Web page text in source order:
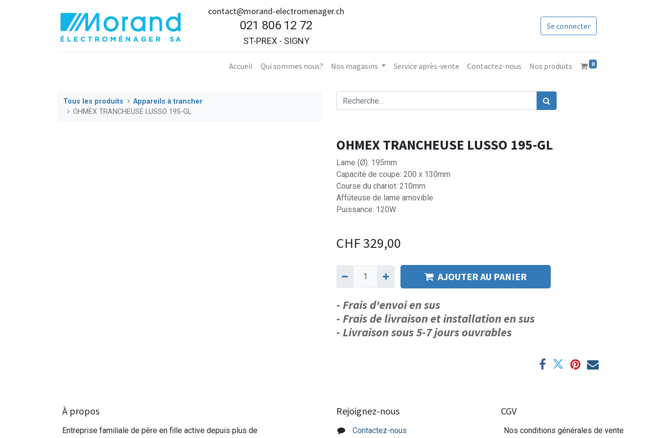
contact@morand-electromenager.ch
021 806 12 72
ST-PREX - SIGNY
Se connecter
Accueil​ Qui sommes nous? Nos magasins Service après-vente Contactez-nous Nos produits 0
Tous les produits
Appareils à trancher
OHMEX TRANCHEUSE LUSSO 195-GL
OHMEX TRANCHEUSE LUSSO 195-GL
Lame (Ø): 195mm
Capacité de coupe: 200 x 130mm
Course du chariot: 210mm
Affûteuse de lame amovible
Puissance: 120W
CHF329,00
AJOUTER AU PANIER
- Frais d'envoi en sus
- Frais de livraison et installation en sus
- Livraison sous 5-7 jours ouvrables
À propos
Entreprise familiale de père en fille active depuis plus de
Rejoignez-nous
Contactez-nous
CGV
Nos conditions générales de vente